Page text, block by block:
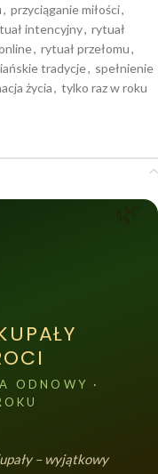
, przyciąganie miłości,
intencyjny, rytuał
, rytuał przełomu,
tradycje, spełnienie
życia, tylko raz w roku
ODNOWY ·
– wyjątkowy